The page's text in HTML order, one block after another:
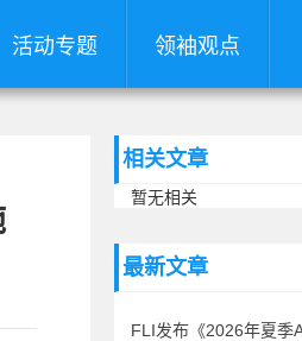
活动专题 领袖观点
相关文章
暂无相关
最新文章
FLI发布《2026年夏季